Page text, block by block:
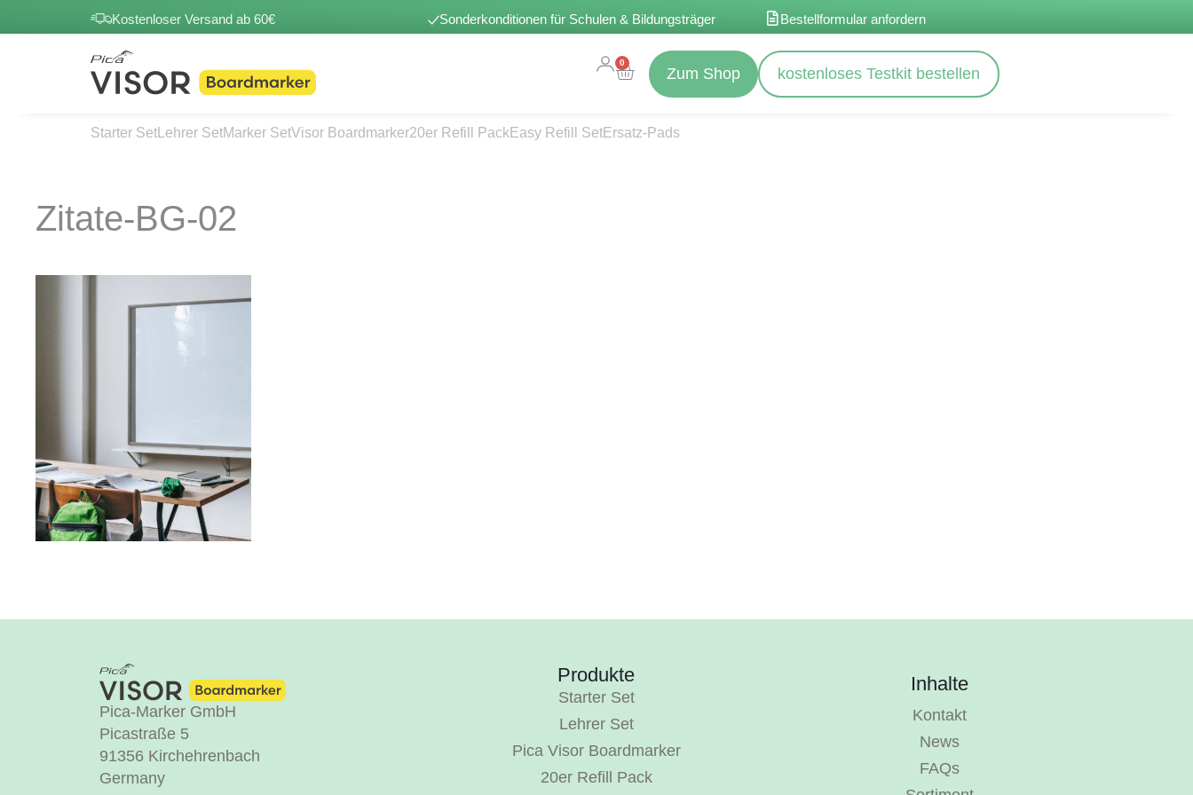
Kostenloser Versand ab 60€ Sonderkonditionen für Schulen & Bildungsträger Bestellformular anfordern
0
Zum Shop kostenloses Testkit bestellen
Starter Set Lehrer SetMarker SetVisor Boardmarker20er Refill PackEasy Refill SetErsatz-Pads
Zitate-BG-02
Pica-Marker GmbH
Picastraße 5
91356 Kirchehrenbach
Germany
Produkte
Starter Set
Lehrer Set
Pica Visor Boardmarker
20er Refill Pack
Inhalte
Kontakt
News
FAQs